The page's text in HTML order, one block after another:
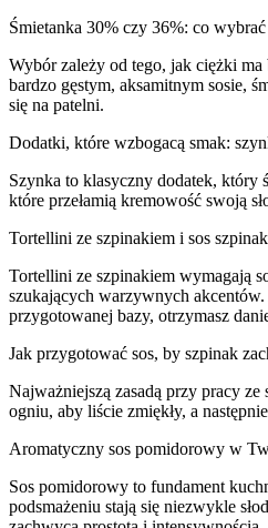
Śmietanka 30% czy 36%: co
Wybór zależy od tego, jak ciężki ma
bardzo gęstym, aksamitnym sosie,
się na patelni.
Dodatki, które wzbogacą smak:
Szynka to klasyczny dodatek, który
które przełamią kremowość swoją
Tortellini ze szpinakiem i sos
Tortellini ze szpinakiem wymagają
szukających warzywnych
przygotowanej bazy, otrzymasz
Jak przygotować sos, by szpinak
Najważniejszą zasadą przy pracy
ogniu, aby liście zmiękły, a
Aromatyczny sos pomidorowy w
Sos pomidorowy to fundament
podsmażeniu stają się niezwykle